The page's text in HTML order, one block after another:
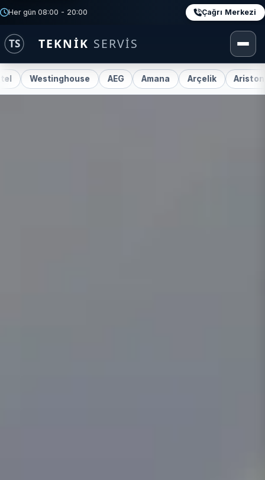
Her gün 08:00 - 20:00 Çağrı Merkezi
AEG Amana Arçelik Ariston